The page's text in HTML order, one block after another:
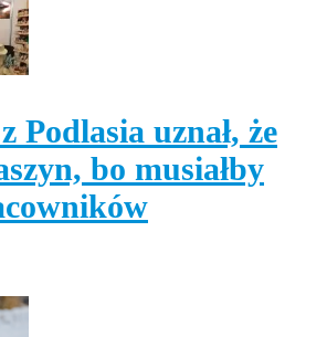
Podlasia uznał, że
bo musiałby